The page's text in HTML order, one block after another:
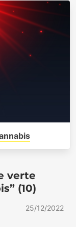
verte
(10)
25/12/2022